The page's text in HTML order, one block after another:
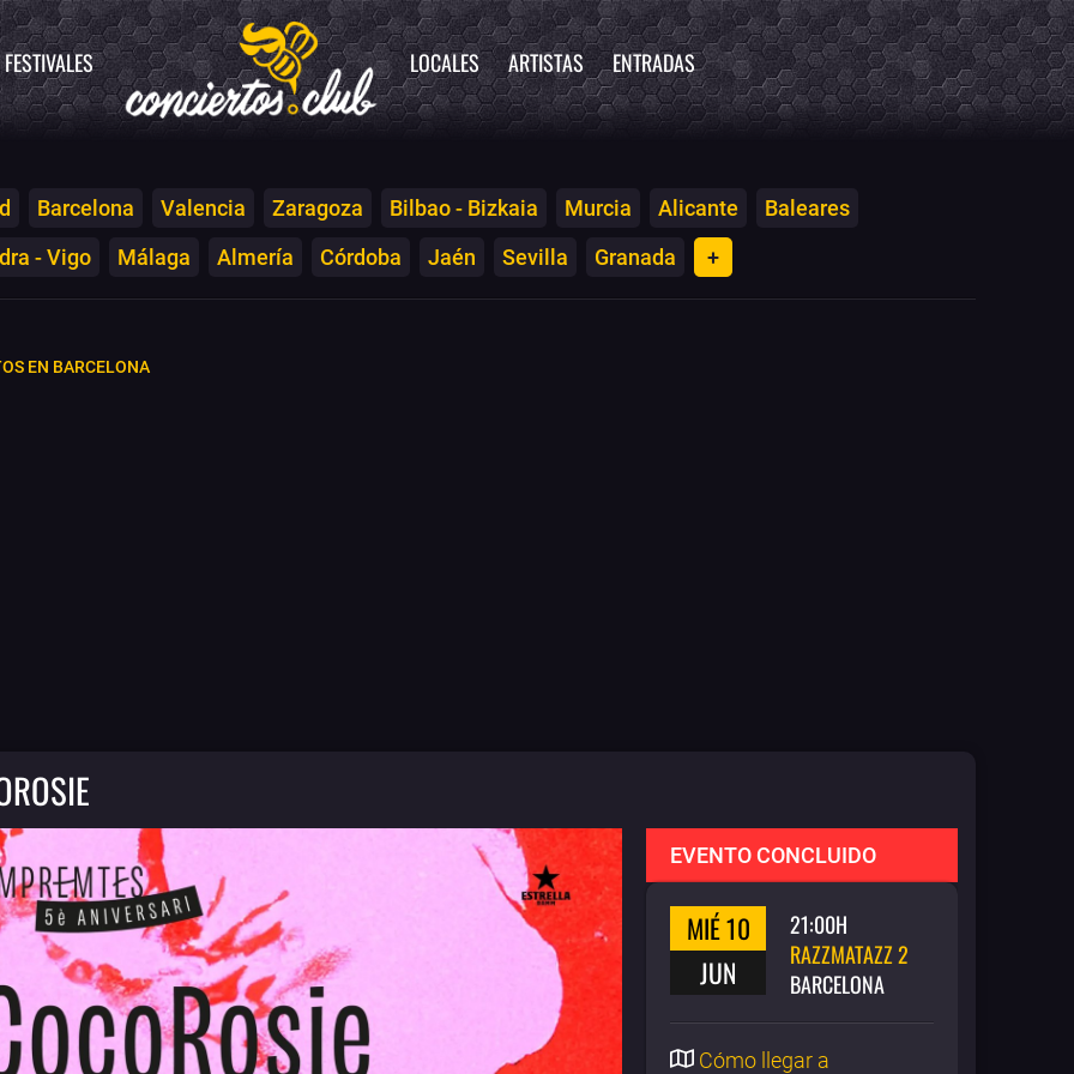
FESTIVALES LOCALES ARTISTAS ENTRADAS
Barcelona Valencia Zaragoza Bilbao - Bizkaia Murcia Alicante
Baleares
- Vigo
Málaga Almería Córdoba Jaén Sevilla Granada +
EN BARCELONA
EVENTO CONCLUIDO
MIÉ 10
JUN
21:00H
RAZZMATAZZ 2
BARCELONA
Cómo llegar a